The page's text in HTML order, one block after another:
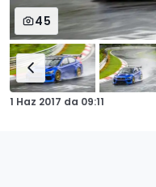
45
1 Haz 2017 da 09:11